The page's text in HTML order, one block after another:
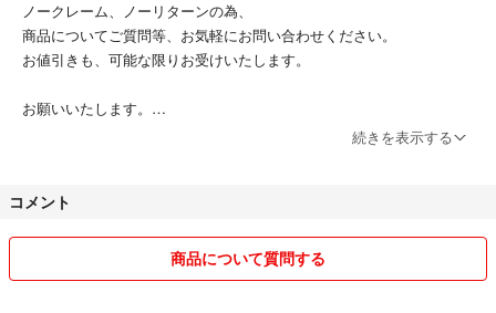
ノークレーム、ノーリターンの為、
商品についてご質問等、お気軽にお問い合わせください。
お値引きも、可能な限りお受けいたします。
お願いいたします。
続きを表示する
コメント
商品について質問する